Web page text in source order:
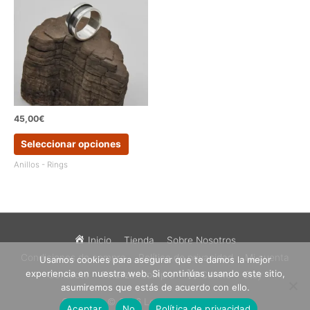
página
45,00€
Seleccionar opciones
Este
pueden
elegir
en
la
página
Anillos - Rings
Inicio Tienda
Sobre Nosotros
Condiciones de compra
Política de privacidad
Mi cuenta
Contacto
Finalizar compra Carrito Etsy
Copyright © 2026 Los Sueños de Catalina
Usamos cookies para asegurar que te damos la mejor
experiencia en nuestra web. Si continúas usando este sitio,
asumiremos que estás de acuerdo con ello.